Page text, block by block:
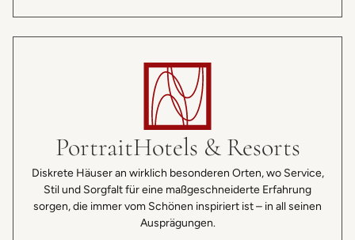
PortraitHotels & Resorts
Diskrete Häuser an wirklich besonderen Orten, wo Service,
Stil und Sorgfalt für eine maßgeschneiderte Erfahrung
sorgen, die immer vom Schönen inspiriert ist – in all seinen
Ausprägungen.